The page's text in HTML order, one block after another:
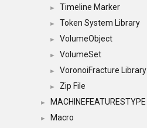
► Timeline Marker
► Token System Library
► VolumeObject
► VolumeSet
► VoronoiFracture Library
► Zip File
► MACHINEFEATURESTYPE
► Macro